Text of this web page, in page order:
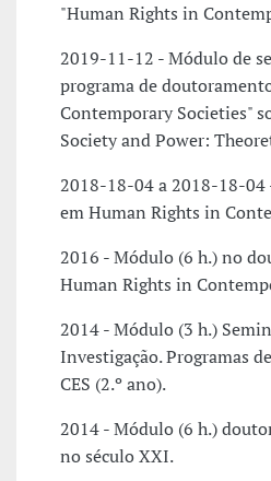
"Human Rights in
2019-11-12 - Módulo de
programa de
Contemporary Societies"
Society and Power:
2018-18-04 a 2018-18-04
em Human Rights in
2016 - Módulo (6 h.) no
Human Rights in
2014 - Módulo (3 h.)
Investigação. Programas
CES (2.º ano).
2014 - Módulo (6 h.)
no século XXI.